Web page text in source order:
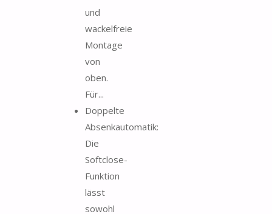
und
wackelfreie
Montage
von
oben.
Für...
Doppelte
Absenkautomatik:
Die
Softclose-
Funktion
lässt
sowohl